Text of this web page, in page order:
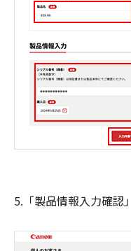
5.「製品情報入力確認